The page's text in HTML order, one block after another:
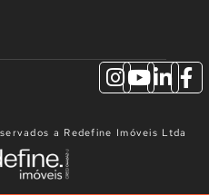
a Redefine Imóveis Ltda